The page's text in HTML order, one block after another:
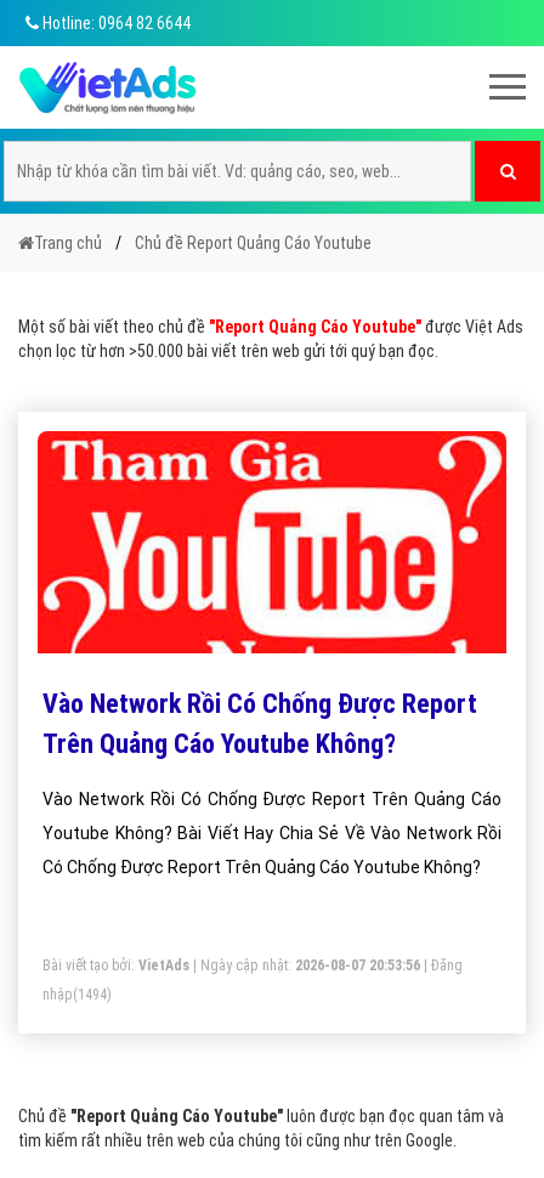
Hotline: 0964 82 6644
Trang chủ Chủ đề Report Quảng Cáo Youtube
Một số bài viết theo chủ đề "Report Quảng Cáo Youtube"được Việt Ads
chọn lọc từ hơn >50.000 bài viết trên web gửi tới quý bạn đọc.
Vào Network Rồi Có Chống Được Report
Trên Quảng Cáo Youtube Không?
Vào Network Rồi Có Chống Được Report Trên Quảng Cáo
Youtube Không? Bài Viết Hay Chia Sẻ Về Vào Network Rồi
Có Chống Được Report Trên Quảng Cáo Youtube Không?
Bài viết tạo bởi: VietAds | Ngày cập nhật: 2026-08-07 20:53:56
Đăng
nhập(1494)
Chủ đề "Report Quảng Cáo Youtube" luôn được bạn đọc quan tâm và
tìm kiếm rất nhiều trên web của chúng tôi cũng như trên Google.